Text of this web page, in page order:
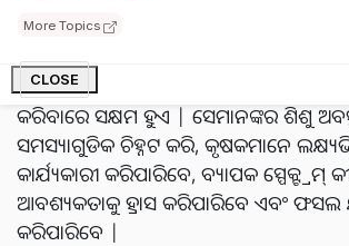
More Topics
CLOSE
କୃଷକମାନଙ୍କୁ ସେମାନଙ୍କ କ୍ଷେତରେ ଆଖି ଦୃଶ୍ୟ
ଯୋଗାଇବାର କ୍ଷମତା ରଖିଛନ୍ତି | ଏହି
ଫସଲ ରୋଗ, କୀଟନାଶକ ଏବଂ ପୁଷ୍ଟିକର
କରିବାରେ ସକ୍ଷମ ହୁଏ | ସେମାନଙ୍କର ଶିଶୁ
ସମସ୍ୟାଗୁଡିକ ଚିହ୍ନଟ କରି, କୃଷକମାନେ
କାର୍ଯ୍ୟକାରୀ କରିପାରିବେ, ବ୍ୟାପକ ସ୍ପେକ୍ଟ୍ରମ୍
ଆବଶ୍ୟକତାକୁ ହ୍ରାସ କରିପାରିବେ ଏବଂ ଫସଲ
କରିପାରିବେ |